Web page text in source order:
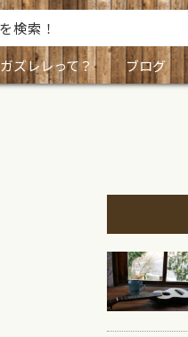
ガズレレって？ ブログ